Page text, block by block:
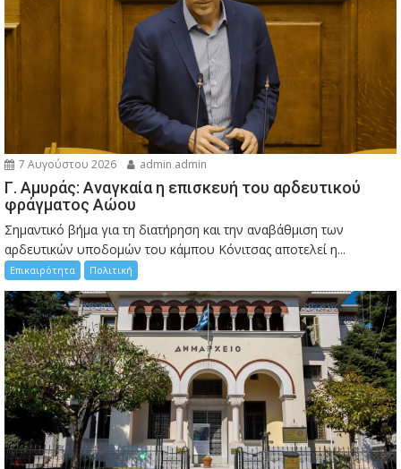
7 Αυγούστου 2026 admin admin
Γ. Αμυράς: Αναγκαία η επισκευή του αρδευτικού
φράγματος Αώου
Σημαντικό βήμα για τη διατήρηση και την αναβάθμιση των
αρδευτικών υποδομών του κάμπου Κόνιτσας αποτελεί η...
Επικαιρότητα Πολιτική